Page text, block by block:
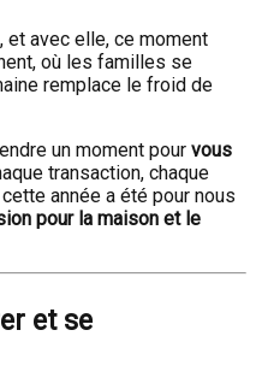
avec elle, ce moment
où les familles se
remplace le froid de
un moment pour vous
transaction, chaque
année a été pour nous
pour la maison et le
et se